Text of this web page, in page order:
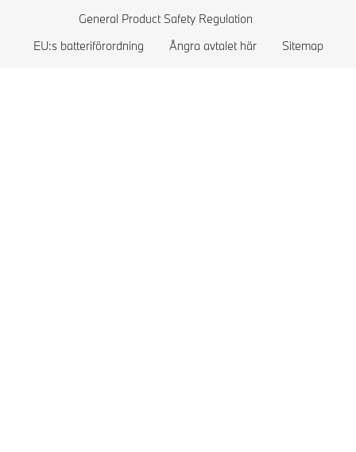
Återvinning
Event
General Product Safety Regulation
EU:s batteriförordning
Ångra avtalet här Sitemap